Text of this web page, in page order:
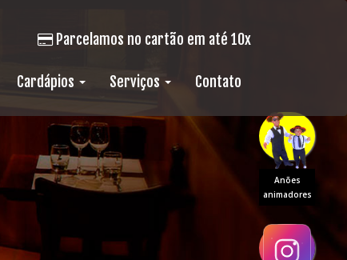
Anões
animadores
Cardápios Serviços Contato
Parcelamos no cartão em até 10x